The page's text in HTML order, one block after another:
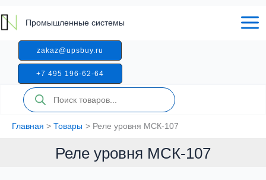
к
содержимому
Промышленные системы
zakaz@upsbuy.ru
+7 495 196-62-64
Поиск
товаров
Главная Товары Реле уровня МСК-107
Реле уровня МСК-107